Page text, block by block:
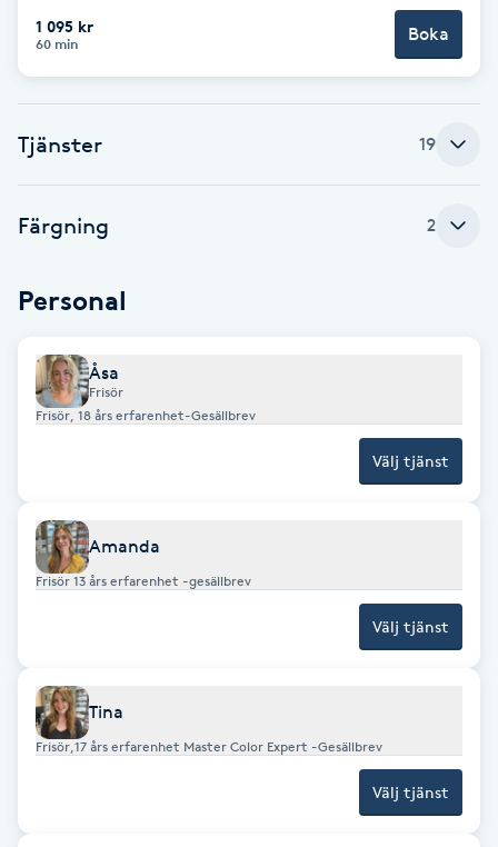
Babylights
Balayage
Bambumassage
Barber
Barnklippning
BIAB
Blowout
Brynformning
Brynplockning
Bröllopsuppsättning
1 095 kr
60 min Boka
Tjänster 19
Färgning 2
Personal
Åsa
Frisör
Frisör, 18 års erfarenhet-Gesällbrev
Välj tjänst
Amanda
Frisör 13 års erfarenhet -gesällbrev
Välj tjänst
Tina
Frisör,17 års erfarenhet Master Color Expert -Gesällbrev
Välj tjänst